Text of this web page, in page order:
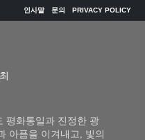
인사말 문의 PRIVACY POLICY
평화통일과 진정한 광
아픔을 이겨내고, 빛의